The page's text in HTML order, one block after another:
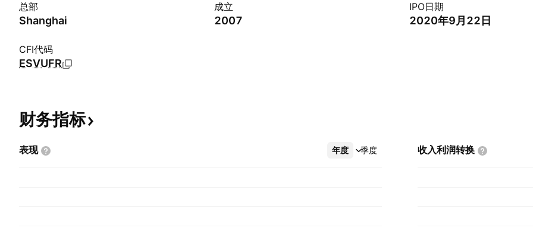
总部
Shanghai
成立
2007
IPO日期
2020年9月22日
CFI代码
ESVUFR
财务指标
表现 年度 季度
更多 收入利润转换